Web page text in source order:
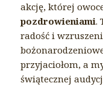
akcję, której
pozdrowieniami.
radość i
przyjaciołom, a
świątecznej